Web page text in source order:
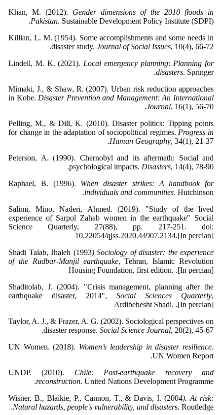
Khan, M. (2012). Gender dimensions of the 2010 floods in
Pakistan. Sustainable Development Policy Institute (SDPI).
Killian, L. M. (1954). Some accomplishments and some needs in
disaster study. Journal of Social Issues, 10(4), 66-72.
Lindell, M. K. (2021). Local emergency planning: Planning for
disasters. Springer.
Mimaki, J., & Shaw, R. (2007). Urban risk reduction approaches
in Kobe. Disaster Prevention and Management: An International
Journal, 16(1), 56-70.
Pelling, M., & Dill, K. (2010). Disaster politics: Tipping points
for change in the adaptation of sociopolitical regimes. Progress in
Human Geography, 34(1), 21-37.
Peterson, A. (1990). Chernobyl and its aftermath: Social and
psychological impacts. Disasters, 14(4), 78-90.
Raphael, B. (1996). When disaster strikes: A handbook for
individuals and communities. Hutchinson.
Salimi, Mino, Naderi, Ahmed. (2019). "Study of the lived
experience of Sarpol Zahab women in the earthquake" Social
Science Quarterly, 27(88), pp. 217-251. doi:
10.22054/qjss.2020.44907.2134.[In percian]
Shadi Talab, Jhaleh (1993) Sociology of disaster: the experience
of the Rudbar-Manjil earthquake, Tehran, Islamic Revolution
Housing Foundation, first edition. .[In percian]
Shaditolab, J. (2004). "Crisis management, planning after the
earthquake disaster, 2014", Social Sciences Quarterly,
Ardibehesht Shadi. .[In percian]
Taylor, A. J., & Frazer, A. G. (2002). Sociological perspectives on
disaster response. Social Science Journal, 20(2), 45-67.
UN Women. (2018). Women’s leadership in disaster resilience.
UN Women Report.
UNDP. (2010). Chile: Post-earthquake recovery and
reconstruction. United Nations Development Programme.
Wisner, B., Blaikie, P., Cannon, T., & Davis, I. (2004). At risk:
Natural hazards, people's vulnerability, and disasters. Routledge.